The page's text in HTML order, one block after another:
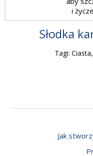
i
Słodka
Tagi:
Jak